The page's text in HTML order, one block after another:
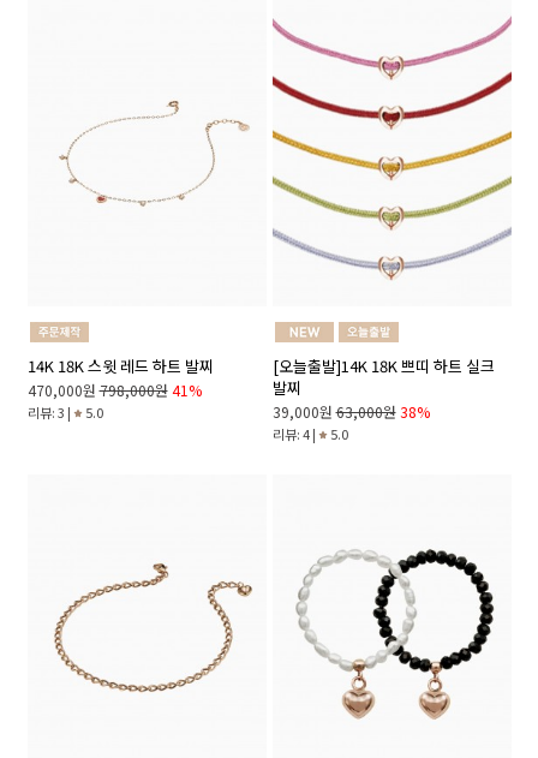
14K 18K 스윗 레드 하트 발찌
470,000원 798,000원 41%
리뷰: 3 | 5.0
[오늘출발]14K 18K 쁘띠 하트 실크
발찌
39,000원 63,000원 38%
리뷰: 4 | 5.0